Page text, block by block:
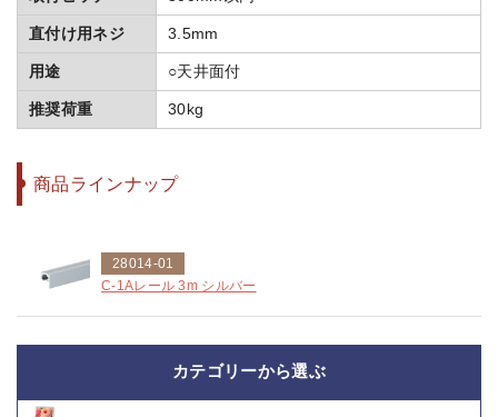
直付け用ネジ 3.5mm
用途 ○天井面付
推奨荷重 30kg
商品ラインナップ
28014-01
C-1Aレール 3m シルバー
カテゴリーから選ぶ